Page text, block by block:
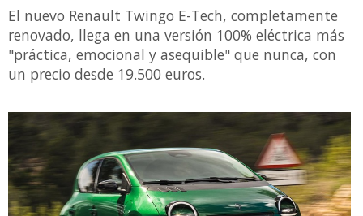
El nuevo Renault Twingo E-Tech, completamente
renovado, llega en una versión 100% eléctrica más
"práctica, emocional y asequible" que nunca, con
un precio desde 19.500 euros.